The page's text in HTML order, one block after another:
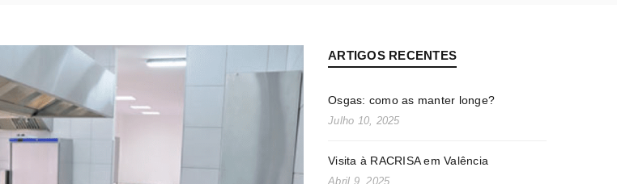
ARTIGOS RECENTES
Osgas: como as manter longe?
Julho 10, 2025
Visita à RACRISA em Valência
Abril 9, 2025